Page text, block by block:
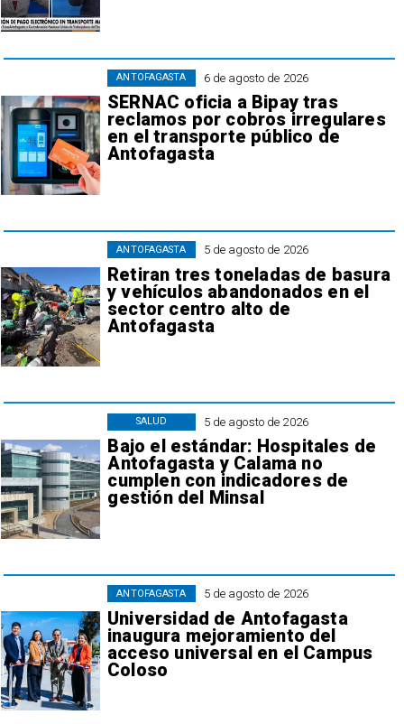
6 de agosto de 2026
SERNAC oficia a Bipay tras
reclamos por cobros irregulares
en el transporte público de
Antofagasta
ANTOFAGASTA
5 de agosto de 2026
Retiran tres toneladas de basura
y vehículos abandonados en el
sector centro alto de
Antofagasta
ANTOFAGASTA
5 de agosto de 2026
Bajo el estándar: Hospitales de
Antofagasta y Calama no
cumplen con indicadores de
gestión del Minsal
SALUD
5 de agosto de 2026
Universidad de Antofagasta
inaugura mejoramiento del
acceso universal en el Campus
Coloso
ANTOFAGASTA